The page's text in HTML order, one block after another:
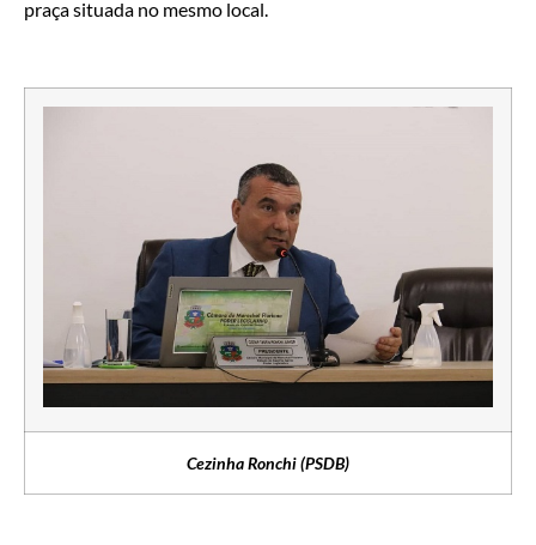
praça situada no mesmo local.
Cezinha Ronchi (PSDB)